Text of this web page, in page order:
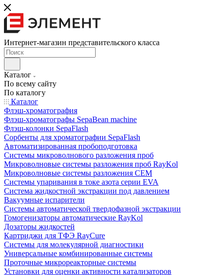
Интернет-магазин представительского класса
Каталог
По всему сайту
По каталогу
Каталог
Флэш-хроматография
Флэш-хроматографы SepaBean machine
Флэш-колонки SepaFlash
Сорбенты для хроматографии SepaFlash
Автоматизированная пробоподготовка
Системы микроволнового разложения проб
Микроволновые системы разложения проб RayKol
Микроволновые системы разложения CEM
Системы упаривания в токе азота серии EVA
Система жидкостной экстракции под давлением
Вакуумные испарители
Системы автоматической твердофазной экстракции
Гомогенизаторы автоматические RayKol
Дозаторы жидкостей
Картриджи для ТФЭ RayCure
Системы для молекулярной диагностики
Универсальные комбинированные системы
Проточные микрореакторные системы
Установки для оценки активности катализаторов